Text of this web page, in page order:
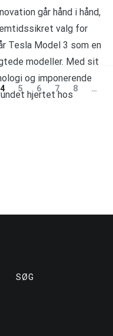
går hånd i hånd,
valg for
Tesla Model 3 som en
modeller. Med sit
og imponerende
hjertet hos
Side
4 Side
5 Side
6 Side
7 Side
8 …
SØG